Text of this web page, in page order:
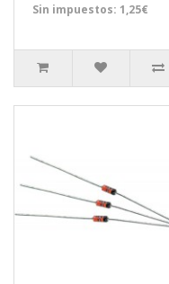
Sin impuestos: 1,25€